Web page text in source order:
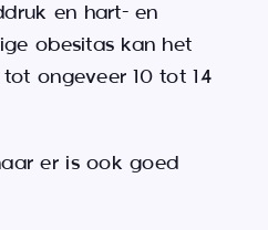
en hart- en
obesitas kan het
ongeveer 10 tot 14
er is ook goed